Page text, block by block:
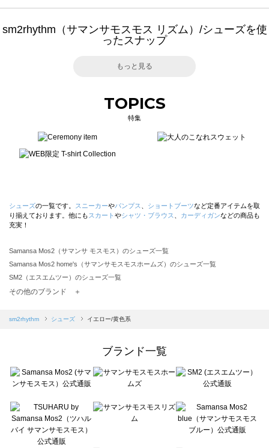
sm2rhythm（サマンサモスモス リズム）/シューズを使
ったスナップ
もっと見る
TOPICS
特集
シューズの一覧です。 スニーカーやパンプス ショートブーツなど定番アイテムを取
り揃えております。他にも スカート やシャツ・ブラウス カーディガンなどの商品も
充実！
Samansa Mos2（サマンサ モスモス）のシューズ一覧
Samansa Mos2 home's（サマンサモスモスホームズ）のシューズ一覧
SM2（エスエムツー）のシューズ一覧
TSUHARU by Samansa Mos2（ツハルバイサマンサモスモス）のシューズ一覧
Samansa Mos2 blue（サマンサモスモス ブルー）のシューズ一覧
sō4ū（ソウフォーユー）のシューズ一覧
Te chichi（テチチ）のシューズ一覧
Te chichi CLASSIC（テチチ クラシック）のシューズ一覧
Lugnoncure（ルノンキュール）のシューズ一覧
BETTY'S BLUE（べティーズブルー）のシューズ一覧
Wpc.（ワールドパーティー）のシューズ一覧
その他のブランド ＋
sm2rhythm シューズ イエロー/黄色系
ブランド一覧